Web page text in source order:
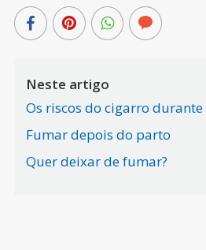
Neste artigo
Os riscos do cigarro durante
Fumar depois do parto
Quer deixar de fumar?